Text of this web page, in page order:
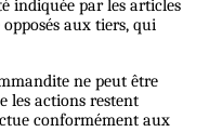
indiquée par les articles
aux tiers, qui
ne peut être
les actions restent
conformément aux